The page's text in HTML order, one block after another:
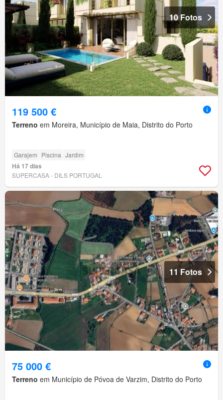
10 Fotos
119 500 €
Terreno em Moreira, Município de Maia, Distrito do Porto
Garajem Piscina Jardim
Há 17 dias
SUPERCASA - DILS PORTUGAL
11 Fotos
75 000 €
Terreno em Município de Póvoa de Varzim, Distrito do Porto